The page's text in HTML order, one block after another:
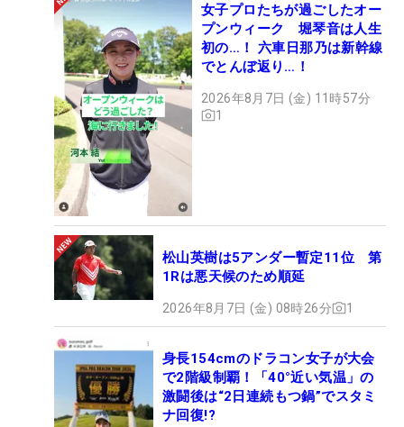
女子プロたちが過ごしたオー
プンウィーク 堀琴音は人生
初の…！ 六車日那乃は新幹線
でとんぼ返り…！
2026年8月7日 (金) 11時57分
1
松山英樹は5アンダー暫定11位 第
1Rは悪天候のため順延
2026年8月7日 (金) 08時26分 1
身長154cmのドラコン女子が大会
で2階級制覇！「40°近い気温」の
激闘後は“2日連続もつ鍋”でスタミ
ナ回復!?